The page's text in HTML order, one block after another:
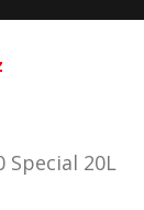
Special 20L